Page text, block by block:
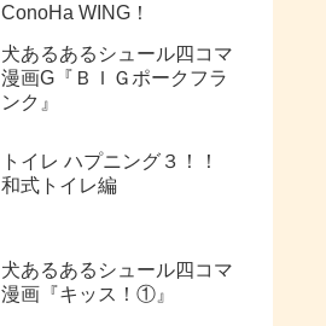
ConoHa WING！
犬あるあるシュール四コマ
漫画G『ＢＩＧポークフラ
ンク』
トイレ ハプニング３！！
和式トイレ編
犬あるあるシュール四コマ
漫画『キッス！①』